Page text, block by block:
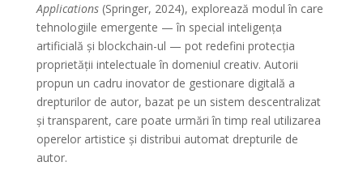
Applications(Springer, 2024), explorează modul în care
tehnologiile emergente — în special inteligența
artificială și blockchain-ul — pot redefini protecția
proprietății intelectuale în domeniul creativ. Autorii
propun un cadru inovator de gestionare digitală a
drepturilor de autor, bazat pe un sistem descentralizat
și transparent, care poate urmări în timp real utilizarea
operelor artistice și distribui automat drepturile de
autor.